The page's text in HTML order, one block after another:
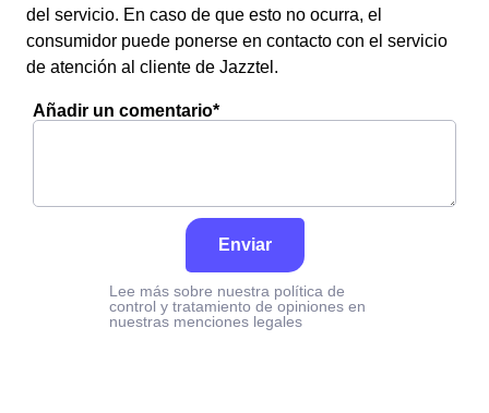
del servicio. En caso de que esto no ocurra, el
consumidor puede ponerse en contacto con el servicio
de atención al cliente de Jazztel.
Añadir un comentario*
Enviar
Lee más sobre nuestra política de
control y tratamiento de opiniones en
nuestras menciones legales